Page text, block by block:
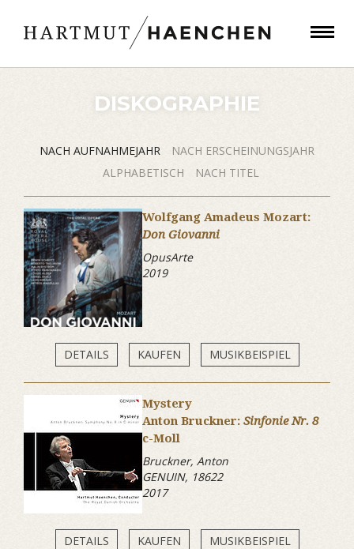
DISKOGRAPHIE
NACH AUFNAHMEJAHR
NACH ERSCHEINUNGSJAHR
ALPHABETISCH
NACH TITEL
Wolfgang Amadeus Mozart:
Don Giovanni
OpusArte
2019
DETAILS KAUFEN MUSIKBEISPIEL
Mystery
Anton Bruckner: Sinfonie Nr. 8
c-Moll
Bruckner, Anton
GENUIN, 18622
2017
DETAILS KAUFEN MUSIKBEISPIEL